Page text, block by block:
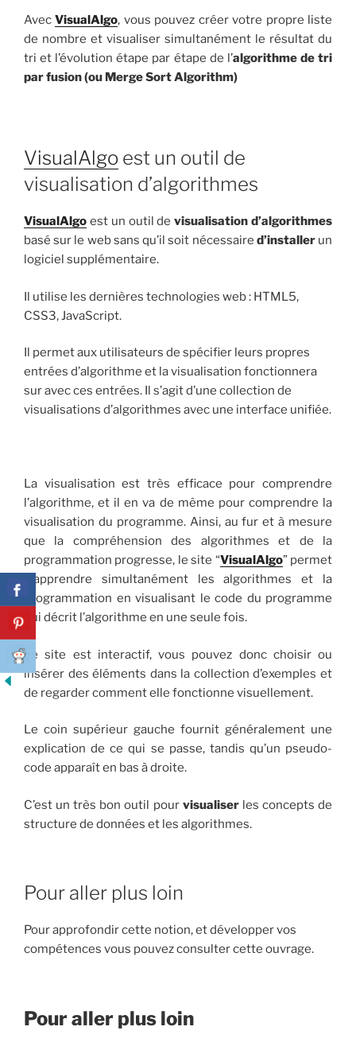
AvecVisualAlgo, vous pouvez créer votre propre liste
de nombre et visualiser simultanément le résultat du
tri et l’évolution étape par étape de l’algorithme de tri
par fusion (ou Merge Sort Algorithm)
VisualAlgo est un outil de
visualisation d’algorithmes
VisualAlgo est un outil devisualisation d’algorithmes
basé sur le web sans qu’il soit nécessaire d’installerun
logiciel supplémentaire.
Il utilise les dernières technologies web : HTML5,
CSS3, JavaScript.
Il permet aux utilisateurs de spécifier leurs propres
entrées d’algorithme et la visualisation fonctionnera
sur avec ces entrées. Il s’agit d’une collection de
visualisations d’algorithmes avec une interface unifiée.
La visualisation est très efficace pour comprendre
l’algorithme, et il en va de même pour comprendre la
visualisation du programme. Ainsi, au fur et à mesure
que la compréhension des algorithmes et de la
programmation progresse, le site “VisualAlgo” permet
d’apprendre simultanément les algorithmes et la
programmation en visualisant le code du programme
qui décrit l’algorithme en une seule fois.
Le site est interactif, vous pouvez donc choisir ou
insérer des éléments dans la collection d’exemples et
de regarder comment elle fonctionne visuellement.
Le coin supérieur gauche fournit généralement une
explication de ce qui se passe, tandis qu’un pseudo-
code apparaît en bas à droite.
C’est un très bon outil pour visualiserles concepts de
structure de données et les algorithmes.
Pour aller plus loin
Pour approfondir cette notion, et développer vos
compétences vous pouvez consulter cette ouvrage.
Pour aller plus loin